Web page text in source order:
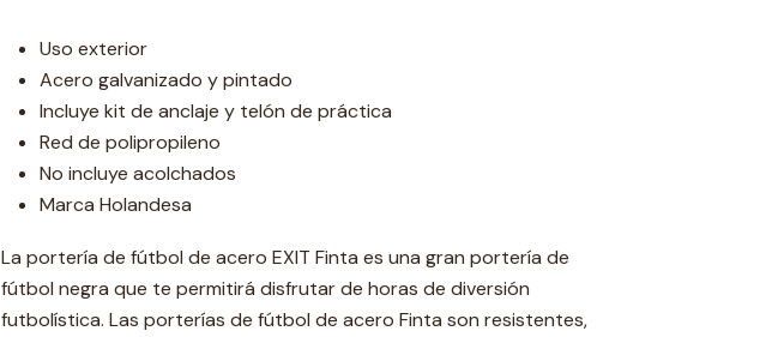
Uso exterior
Acero galvanizado y pintado
Incluye kit de anclaje y telón de práctica
Red de polipropileno
No incluye acolchados
Marca Holandesa
La portería de fútbol de acero EXIT Finta es una gran portería de
fútbol negra que te permitirá disfrutar de horas de diversión
futbolística. Las porterías de fútbol de acero Finta son resistentes,